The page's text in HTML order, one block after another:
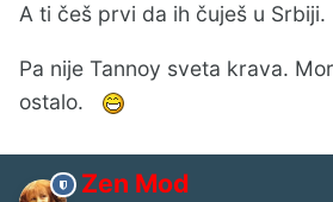
A ti češ prvi da ih čuješ u Srbiji.
Pa nije Tannoy sveta krava.
ostalo.
Zen Mod